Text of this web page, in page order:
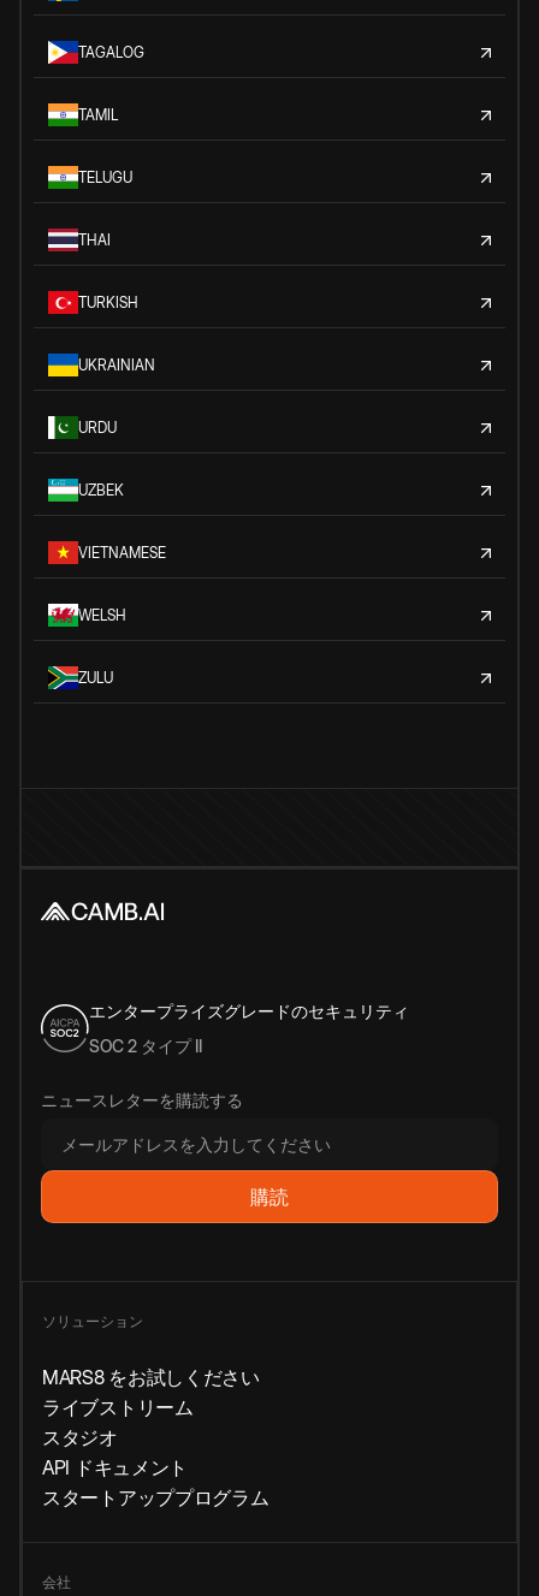
TAGALOG
TAMIL
TELUGU
THAI
TURKISH
UKRAINIAN
URDU
UZBEK
VIETNAMESE
WELSH
ZULU
エンタープライズグレードのセキュリティ
SOC 2 タイプ II
ニュースレターを購読する
ソリューション
MARS8 をお試しください
ライブストリーム
スタジオ
API ドキュメント
スタートアッププログラム
会社